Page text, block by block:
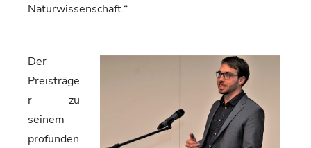
Naturwissenschaft.“
Der
Preisträge
r zu
seinem
profunden